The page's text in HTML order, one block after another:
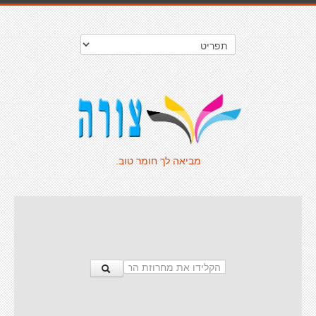
מביאה לך חומר טוב.